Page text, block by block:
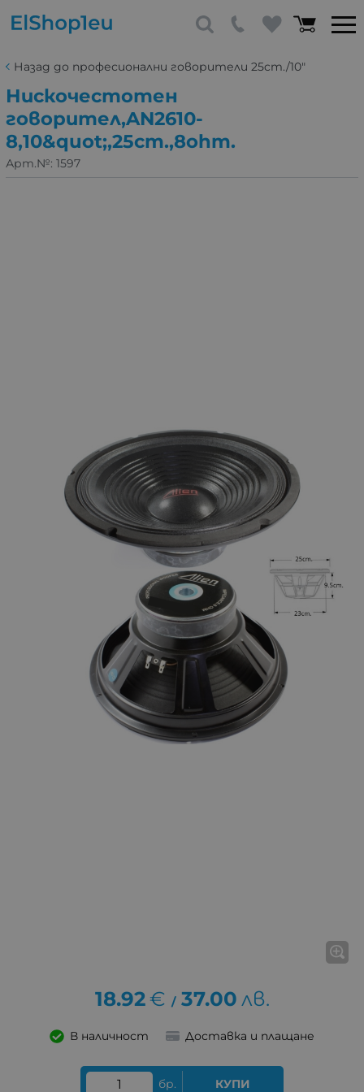
Назад до професионални говорители 25cm./10"
Нискочестотен
говорител,AN2610-
8,10&quot;,25cm.,8ohm.
Арт.№: 1597
18.92€ / 37.00 лв.
В наличност Доставка и плащане
бр. КУПИ